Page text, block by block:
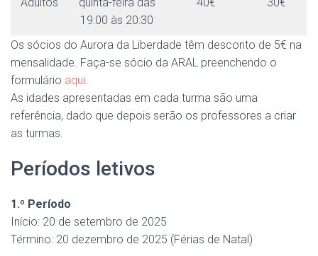
19:00 às 20:30
Os sócios do Aurora da Liberdade têm desconto de 5€ na
mensalidade. Faça-se sócio da ARAL preenchendo o
formulário aqui.
As idades apresentadas em cada turma são uma
referência, dado que depois serão os professores a criar
as turmas.
Períodos letivos
1.º Período
Início: 20 de setembro de 2025
Término: 20 dezembro de 2025 (Férias de Natal)